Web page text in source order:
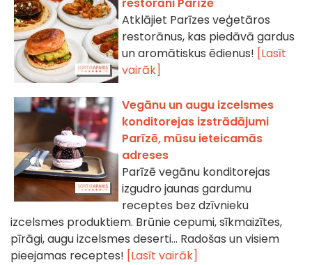
restorāni Parīzē
Atklājiet Parīzes veģetāros
restorānus, kas piedāvā gardus
un aromātiskus ēdienus! [Lasīt
vairāk]
Vegānu un augu izcelsmes
konditorejas izstrādājumi
Parīzē, mūsu ieteicamās
adreses
Parīzē vegānu konditorejas
izgudro jaunas gardumu
receptes bez dzīvnieku
izcelsmes produktiem. Brūnie cepumi, sīkmaizītes,
pīrāgi, augu izcelsmes deserti... Radošas un visiem
pieejamas receptes! [Lasīt vairāk]